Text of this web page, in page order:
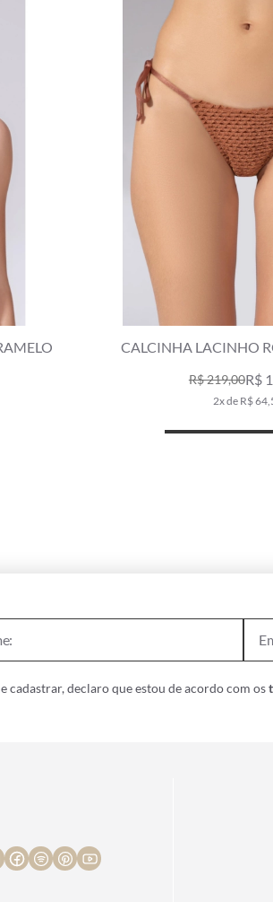
CALCINHA LACINHO
R$ 219,00R$
2x de R$
cadastrar, declaro que estou de acordo com os